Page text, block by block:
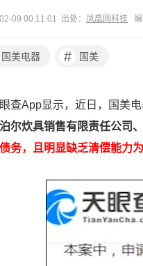
09 00:11:01 出处： 凤凰网科技 编
国美电器 # 国美
查App显示，近日，国美
尔炊具销售有限责任公司
务，且明显缺乏清偿能力